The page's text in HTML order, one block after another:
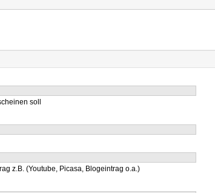
soll
z.B. (Youtube, Picasa, Blogeintrag o.a.)